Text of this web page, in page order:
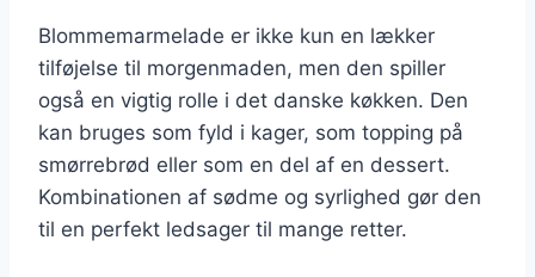
Blommemarmelade er ikke kun en lækker
tilføjelse til morgenmaden, men den spiller
også en vigtig rolle i det danske køkken. Den
kan bruges som fyld i kager, som topping på
smørrebrød eller som en del af en dessert.
Kombinationen af sødme og syrlighed gør den
til en perfekt ledsager til mange retter.